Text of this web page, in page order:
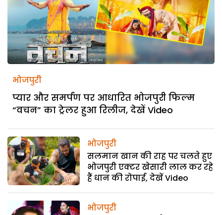
भोजपुरी
प्यार और समर्पण पर आधारित भोजपुरी फिल्म
“वचन” का ट्रेलर हुआ रिलीज, देखें Video
भोजपुरी
सलमान खान की राह पर चलते हुए
भोजपुरी एक्टर खेसारी लाल कर रहे
हैं धान की रोपाई, देखें Video
भोजपुरी